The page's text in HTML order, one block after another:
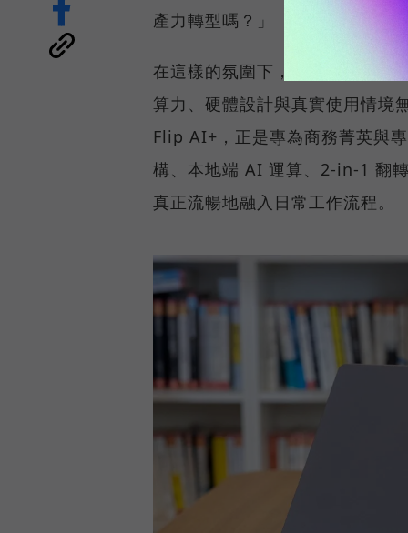
產力轉型嗎？」
在這樣的氛圍下，市場對 AI PC
算力、硬體設計與真實使用情
Flip AI+，正是專為商務菁英與
構、本地端 AI 運算、2-in-1 翻
真正流暢地融入日常工作流程。